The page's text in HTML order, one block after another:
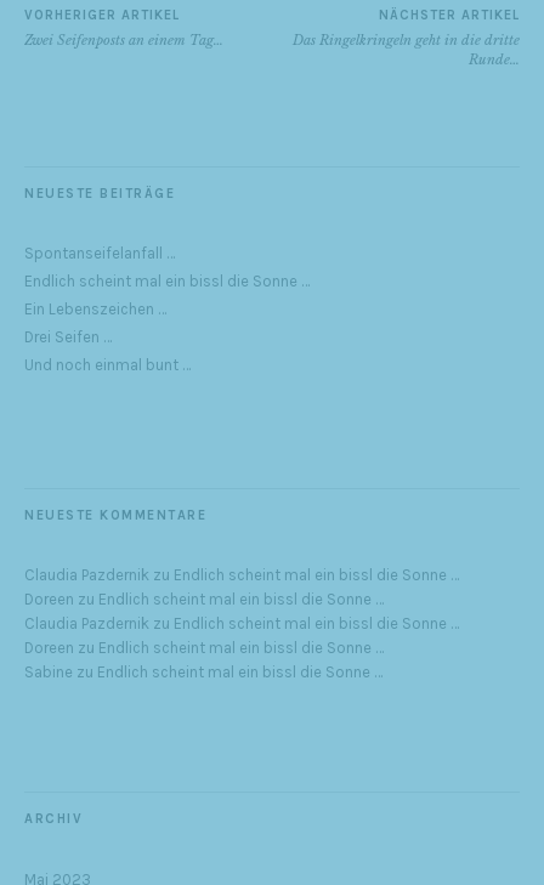
VORHERIGER ARTIKEL
Zwei Seifenposts an einem Tag…
NÄCHSTER ARTIKEL
Das Ringelkringeln geht in die dritte
Runde…
NEUESTE BEITRÄGE
Spontanseifelanfall …
Endlich scheint mal ein bissl die Sonne …
Ein Lebenszeichen …
Drei Seifen …
Und noch einmal bunt …
NEUESTE KOMMENTARE
Claudia Pazdernik zu Endlich scheint mal ein bissl die Sonne …
Doreen zu Endlich scheint mal ein bissl die Sonne …
Claudia Pazdernik zu Endlich scheint mal ein bissl die Sonne …
Doreen zu Endlich scheint mal ein bissl die Sonne …
Sabine zu Endlich scheint mal ein bissl die Sonne …
ARCHIV
Mai 2023